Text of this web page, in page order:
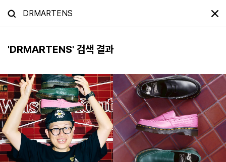
'DRMARTENS' 검색 결과